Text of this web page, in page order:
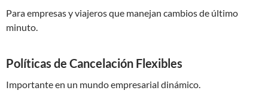
Para empresas y viajeros que manejan cambios de último
minuto.
Políticas de Cancelación Flexibles
Importante en un mundo empresarial dinámico.